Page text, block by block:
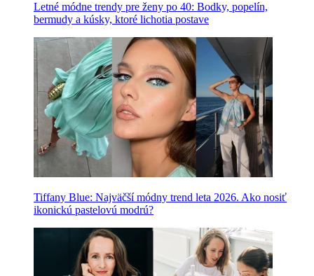
Letné módne trendy pre ženy po 40: Bodky, popelín,
bermudy a kúsky, ktoré lichotia postave
Tiffany Blue: Najväčší módny trend leta 2026. Ako nosiť
ikonickú pastelovú modrú?